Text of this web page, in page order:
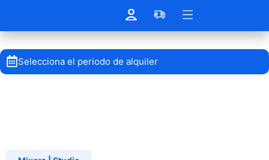
Selecciona el periodo de alquiler